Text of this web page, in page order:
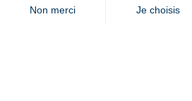
Nous joindre